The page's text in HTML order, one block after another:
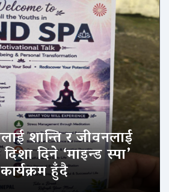
शान्ति र जीवनलाई
दिने ‘माइन्ड स्पा’
कार्यक्रम हुँदै